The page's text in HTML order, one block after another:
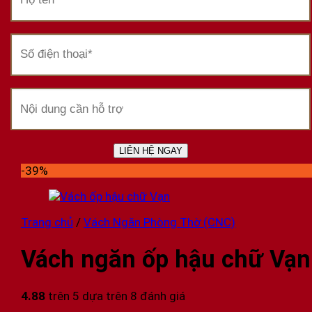
-39%
Trang chủ / Vách Ngăn Phòng Thờ (CNC)
Vách ngăn ốp hậu chữ
4.88 trên 5 dựa trên 8 đánh giá